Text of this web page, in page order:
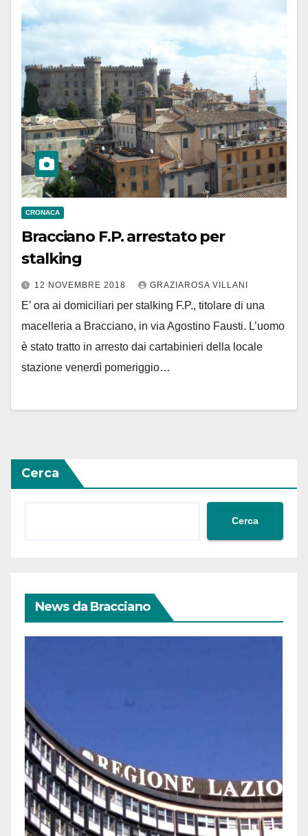
CRONACA
Bracciano F.P. arrestato per
stalking
12 NOVEMBRE 2018 GRAZIAROSA VILLANI
E’ ora ai domiciliari per stalking F.P., titolare di una
macelleria a Bracciano, in via Agostino Fausti. L’uomo
è stato tratto in arresto dai cartabinieri della locale
stazione venerdì pomeriggio…
Cerca
Cerca
News da Bracciano